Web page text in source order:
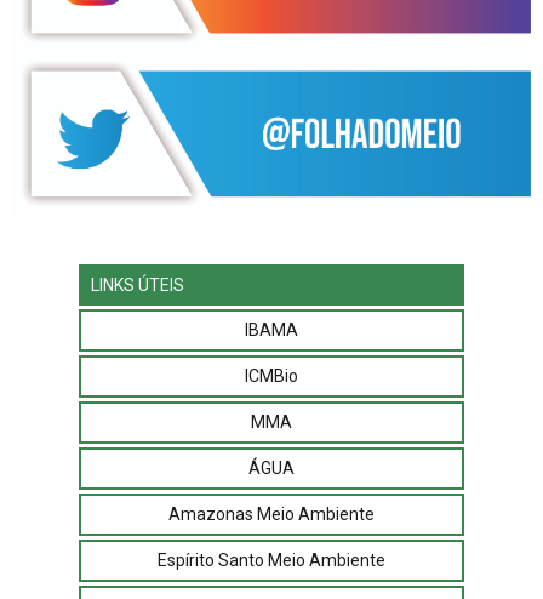
LINKS ÚTEIS
IBAMA
ICMBio
MMA
ÁGUA
Amazonas Meio Ambiente
Espírito Santo Meio Ambiente